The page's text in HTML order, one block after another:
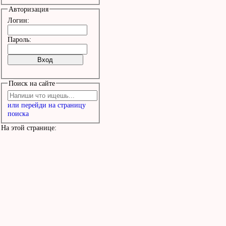
Скучай. Так же как я
расставаясь на миг как
вечность
Письма мои сохраняют
Кровь моя стала твоей
Авторизация
Логин:
Пароль:
Поиск на сайте
или перейди на страницу
поиска
На этой странице: